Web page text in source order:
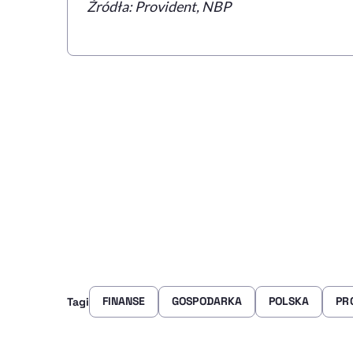
Źródła: Provident, NBP
Tagi FINANSE GOSPODARKA POLSKA